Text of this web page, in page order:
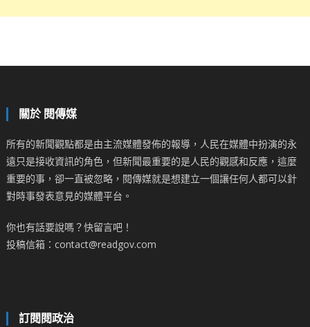
關於 閱傳媒
所有的新聞觀點都是由主流媒體發佈的報導，人民在媒體中扮演的永
遠只是接收資訊的角色，但新聞最重要的是人民的觀感和反應，這麼
重要的事，卻一直被忽略，閱傳媒就是想建立一個讓任何人都可以針
對時事發表意見的媒體平台。
你也有話要說嗎？快留言吧！
投稿信箱：contact@readgov.com
訂閱閱政治